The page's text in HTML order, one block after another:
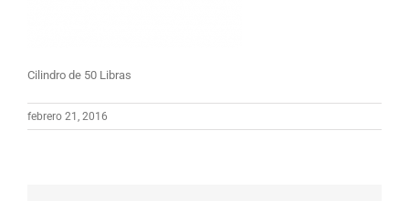
Cilindro de 50 Libras
febrero 21, 2016